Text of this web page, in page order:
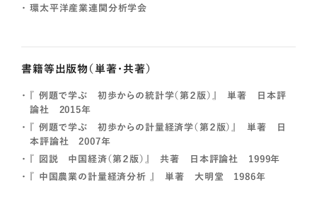
環太平洋産業連関分析学会
書籍等出版物（単著・共著）
『 例題で学ぶ 初歩からの統計学（第２版）』 単著 日本評
論社 2015年
『 例題で学ぶ 初歩からの計量経済学（第２版）』 単著 日
本評論社 2007年
『 図説 中国経済（第２版）』 共著 日本評論社 1999年
『 中国農業の計量経済分析 』 単著 大明堂 1986年